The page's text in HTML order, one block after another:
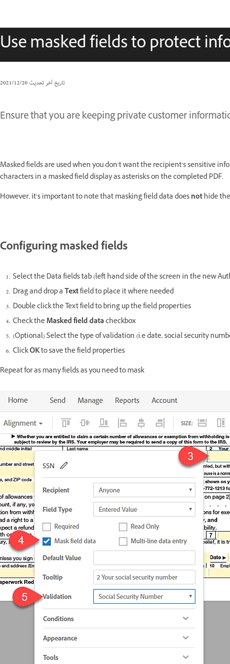
Use masked fields to protect
تاريخ آخر تحديث20‏/12‏/2021
Ensure that you are keeping private customer
Masked fields are used when you don’t want the recipient’s sensitive
characters in a masked field display as asterisks on the completed PDF.
However, it’s important to note that masking field data doesnothide
Configuring masked fields
Select the Data fields tab (left hand side of the screen in the new
Drag and drop aTextfield to place it where needed
Double click the Text field to bring up the field properties
Check theMaskedfield datacheckbox
(Optional) Select the type of validation (i.e date, social security
ClickOKto save the field properties
Repeat for as many fields as you need to mask